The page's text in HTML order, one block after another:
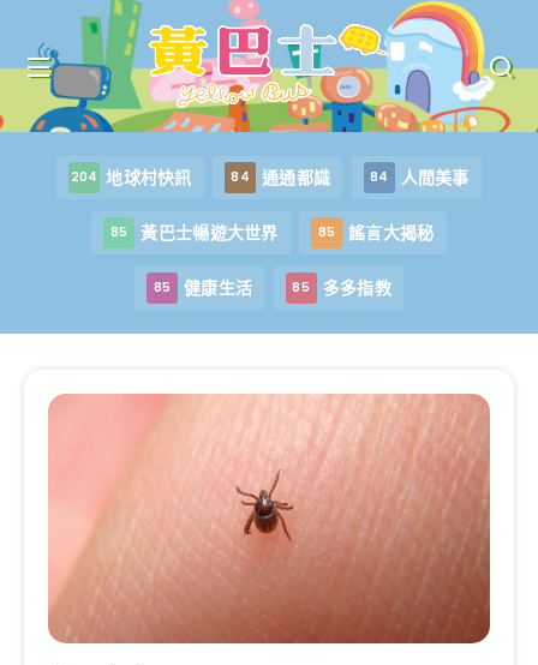
204 地球村快訊 84 通通都識 84 人間美事
85 黃巴士暢遊大世界 85 謠言大揭秘
85 健康生活 85 多多指教